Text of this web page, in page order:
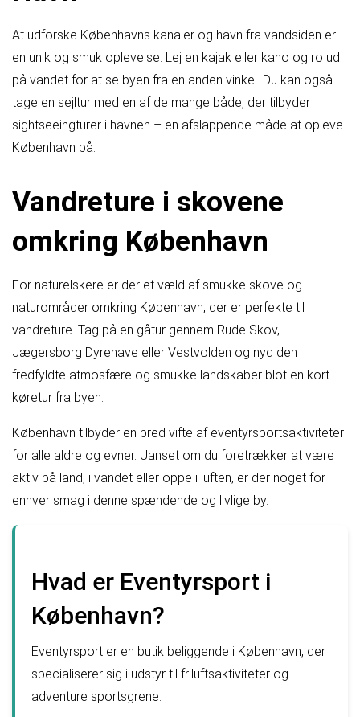
At udforske Københavns kanaler og havn fra vandsiden er
en unik og smuk oplevelse. Lej en kajak eller kano og ro ud
på vandet for at se byen fra en anden vinkel. Du kan også
tage en sejltur med en af de mange både, der tilbyder
sightseeingturer i havnen – en afslappende måde at opleve
København på.
Vandreture i skovene
omkring København
For naturelskere er der et væld af smukke skove og
naturområder omkring København, der er perfekte til
vandreture. Tag på en gåtur gennem Rude Skov,
Jægersborg Dyrehave eller Vestvolden og nyd den
fredfyldte atmosfære og smukke landskaber blot en kort
køretur fra byen.
København tilbyder en bred vifte af eventyrsportsaktiviteter
for alle aldre og evner. Uanset om du foretrækker at være
aktiv på land, i vandet eller oppe i luften, er der noget for
enhver smag i denne spændende og livlige by.
Hvad er Eventyrsport i
København?
Eventyrsport er en butik beliggende i København, der
specialiserer sig i udstyr til friluftsaktiviteter og
adventure sportsgrene.